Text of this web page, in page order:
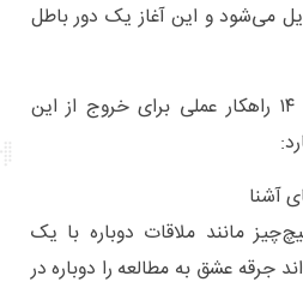
می‌شود و این آغاز یک دور باطل
این کارشناس حوزه کتاب، ۱۴ راهکار عملی برای خروج از این
مانند ملاقات دوباره با یک
جرقه عشق به مطالعه را دوباره در